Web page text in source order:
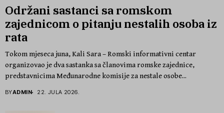
Održani sastanci sa romskom
zajednicom o pitanju nestalih osoba iz
rata
Tokom mjeseca juna, Kali Sara – Romski informativni centar
organizovao je dva sastanka sa članovima romske zajednice,
predstavnicima Međunarodne komisije za nestale osobe...
BYADMIN 22. JULA 2026.